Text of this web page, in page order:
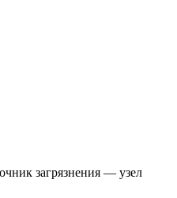
загрязнения — узел